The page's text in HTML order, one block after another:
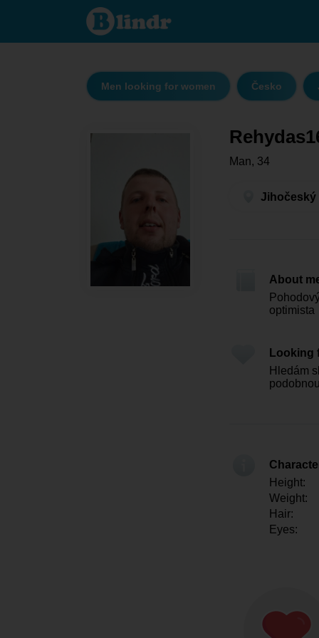
Rehydas16
- Men
looking for
Kamenný
ÚjezdMen looking for women Česko
Man, 34
Jihočeský
About
optimista
Looking
Hledám
Height:
Weight:
Hair:
Eyes: